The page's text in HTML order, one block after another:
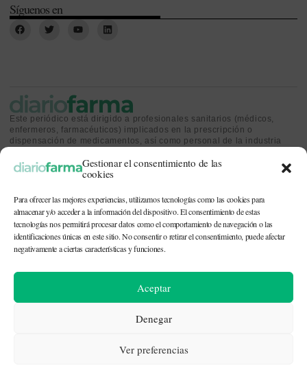
Gestionar el consentimiento de las
cookies
Para ofrecer las mejores experiencias, utilizamos tecnologías como las cookies para
almacenar y/o acceder a la información del dispositivo. El consentimiento de estas
tecnologías nos permitirá procesar datos como el comportamiento de navegación o las
identificaciones únicas en este sitio. No consentir o retirar el consentimiento, puede afectar
negativamente a ciertas características y funciones.
Aceptar
Denegar
Ver preferencias
Síguenos en
Este periódico está dirigido a profesionales sanitarios (médicos,
enfermeros, farmacéuticos) implicados en la prescripción o
dispensación de medicamentos, así como personal de la industria
sanitaria.
CONTACTO Y QUIÉNES SOMOS|POLÍTICA DE COOKIES|POLÍTICA DE
© 2026. Todos los derechos reservados. |
| Recursos
fotográficos: depositphotos